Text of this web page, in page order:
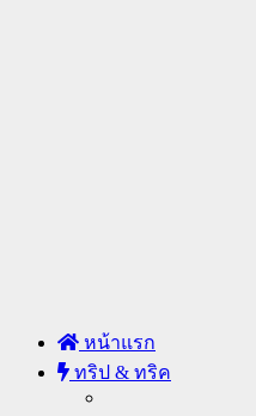
หน้าแรก
ทริป & ทริค